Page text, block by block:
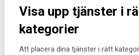
Visa upp tjänster i
kategorier
Att placera dina tjänster i rätt